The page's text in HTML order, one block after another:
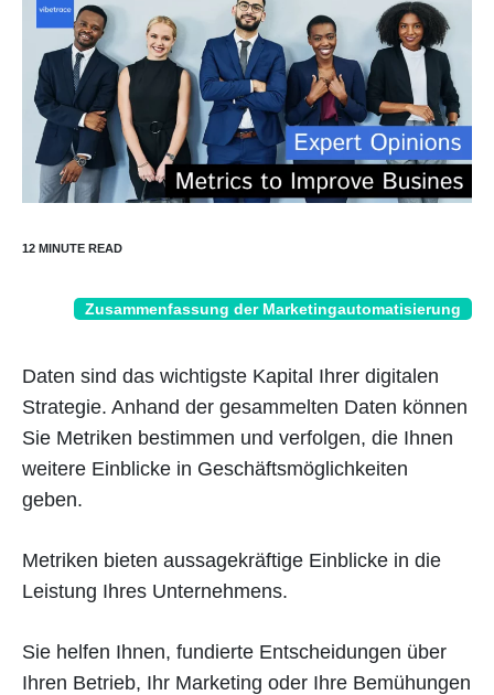
Zusammenfassung der Marketingautomatisierung
Daten sind das wichtigste Kapital Ihrer digitalen
Strategie. Anhand der gesammelten Daten können
Sie Metriken bestimmen und verfolgen, die Ihnen
weitere Einblicke in Geschäftsmöglichkeiten
geben.
Metriken bieten aussagekräftige Einblicke in die
Leistung Ihres Unternehmens.
Sie helfen Ihnen, fundierte Entscheidungen über
Ihren Betrieb, Ihr Marketing oder Ihre Bemühungen